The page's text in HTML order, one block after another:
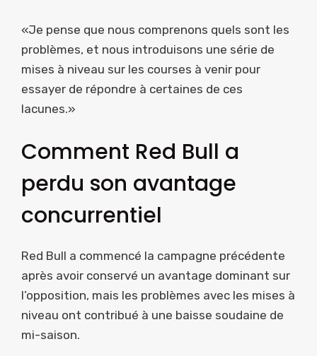
«Je pense que nous comprenons quels sont les
problèmes, et nous introduisons une série de
mises à niveau sur les courses à venir pour
essayer de répondre à certaines de ces
lacunes.»
Comment Red Bull a
perdu son avantage
concurrentiel
Red Bull a commencé la campagne précédente
après avoir conservé un avantage dominant sur
l’opposition, mais les problèmes avec les mises à
niveau ont contribué à une baisse soudaine de
mi-saison.